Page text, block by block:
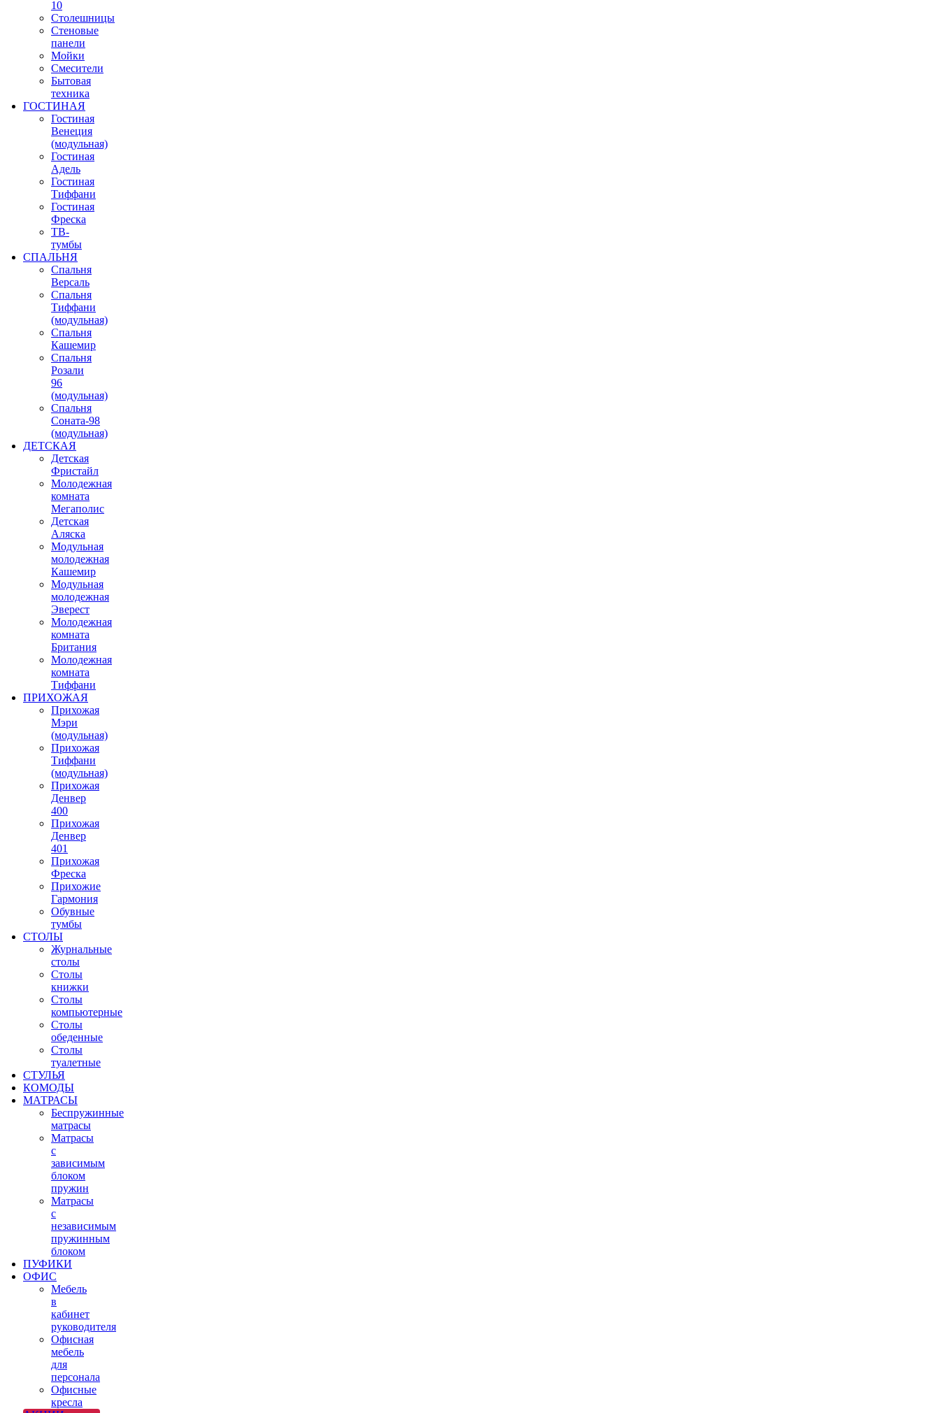
10
Столешницы
Стеновые
панели
Мойки
Смесители
Бытовая
техника
ГОСТИНАЯ
Гостиная
Венеция
(модульная)
Гостиная
Адель
Гостиная
Тиффани
Гостиная
Фреска
ТВ-
тумбы
СПАЛЬНЯ
Спальня
Версаль
Спальня
Тиффани
(модульная)
Спальня
Кашемир
Спальня
Розали
96
(модульная)
Спальня
Соната-98
(модульная)
ДЕТСКАЯ
Детская
Фристайл
Молодежная
комната
Мегаполис
Детская
Аляска
Модульная
молодежная
Кашемир
Модульная
молодежная
Эверест
Молодежная
комната
Британия
Молодежная
комната
Тиффани
ПРИХОЖАЯ
Прихожая
Мэри
(модульная)
Прихожая
Тиффани
(модульная)
Прихожая
Денвер
400
Прихожая
Денвер
401
Прихожая
Фреска
Прихожие
Гармония
Обувные
тумбы
СТОЛЫ
Журнальные
столы
Столы
книжки
Столы
компьютерные
Столы
обеденные
Столы
туалетные
СТУЛЬЯ
КОМОДЫ
МАТРАСЫ
Беспружинные
матрасы
Матрасы
с
зависимым
блоком
пружин
Матрасы
с
независимым
пружинным
блоком
ПУФИКИ
ОФИС
Мебель
в
кабинет
руководителя
Офисная
мебель
для
персонала
Офисные
кресла